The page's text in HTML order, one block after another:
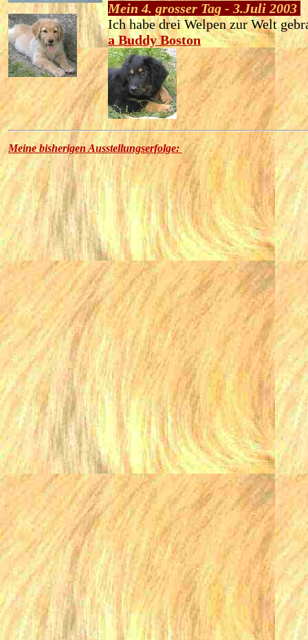
Mein 4. grosser Tag - 3.Juli 2003
Ich habe drei Welpen zur Welt
a Buddy Boston
Meine bisherigen Ausstellungserfolge: